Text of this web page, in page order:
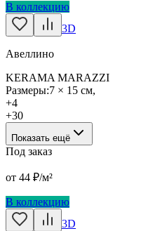
В коллекцию
3D
Авеллино
KERAMA MARAZZI
Размеры:7 × 15 см,
+4
+30
Показать ещё
Под заказ
от 44 ₽/м²
В коллекцию
3D